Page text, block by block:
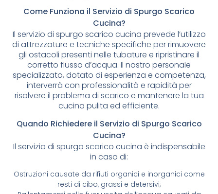
Come Funziona il Servizio di Spurgo Scarico
Cucina?
Il servizio di spurgo scarico cucina prevede l’utilizzo
di attrezzature e tecniche specifiche per rimuovere
gli ostacoli presenti nelle tubature e ripristinare il
corretto flusso d’acqua. Il nostro personale
specializzato, dotato di esperienza e competenza,
interverrà con professionalità e rapidità per
risolvere il problema di scarico e mantenere la tua
cucina pulita ed efficiente.
Quando Richiedere il Servizio di Spurgo Scarico
Cucina?
Il servizio di spurgo scarico cucina è indispensabile
in caso di:
Ostruzioni causate da rifiuti organici e inorganici come
resti di cibo, grassi e detersivi;